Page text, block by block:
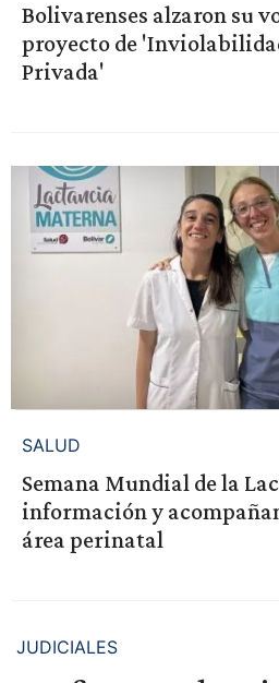
Bolivarenses alzaron su
proyecto de
Privada'
SALUD
Semana Mundial de la
información y
área perinatal
JUDICIALES